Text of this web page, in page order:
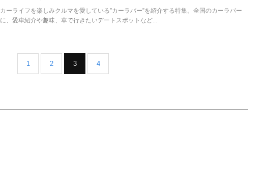
カーライフを楽しみクルマを愛している”カーラバー”を紹介する特集。全国のカーラバー
に、愛車紹介や趣味、車で行きたいデートスポットなど...
1 2 3 4